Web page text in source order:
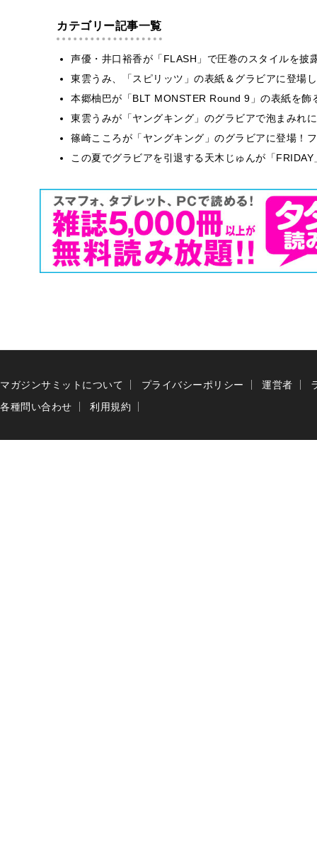
カテゴリー記事一覧
声優・井口裕香が「FLASH」で圧巻のスタイルを
東雲うみ、「スピリッツ」の表紙＆グラビアに登場
本郷柚巴が「BLT MONSTER Round 9」の表紙を
東雲うみが「ヤングキング」のグラビアで泡まみれ
篠崎こころが「ヤングキング」のグラビアに登場！
この夏でグラビアを引退する天木じゅんが「
マガジンサミットについて プライバシーポリシー 運営者
各種問い合わせ
利用規約